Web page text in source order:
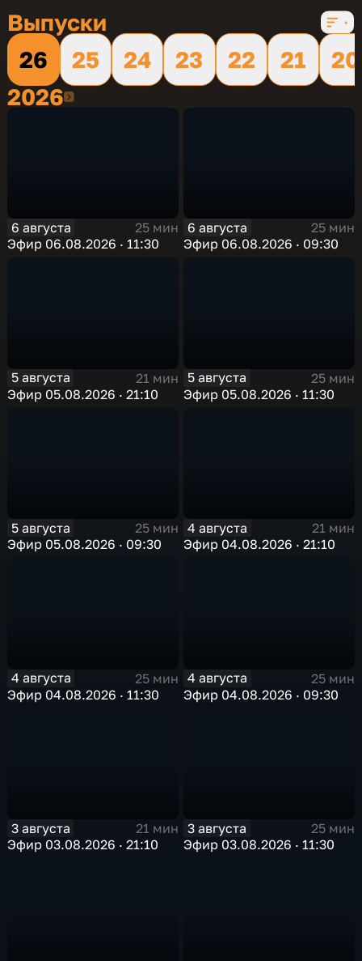
Выпуски
26
25 24 23 22 21
20
20262026
6 августа
25 мин
Эфир 06.08.2026 · 11:30
6 августа
25 мин
Эфир 06.08.2026 · 09:30
5 августа
21 мин
Эфир 05.08.2026 · 21:10
5 августа
25 мин
Эфир 05.08.2026 · 11:30
5 августа
25 мин
Эфир 05.08.2026 · 09:30
4 августа
21 мин
Эфир 04.08.2026 · 21:10
4 августа
25 мин
Эфир 04.08.2026 · 11:30
4 августа
25 мин
Эфир 04.08.2026 · 09:30
3 августа
21 мин
Эфир 03.08.2026 · 21:10
3 августа
25 мин
Эфир 03.08.2026 · 11:30